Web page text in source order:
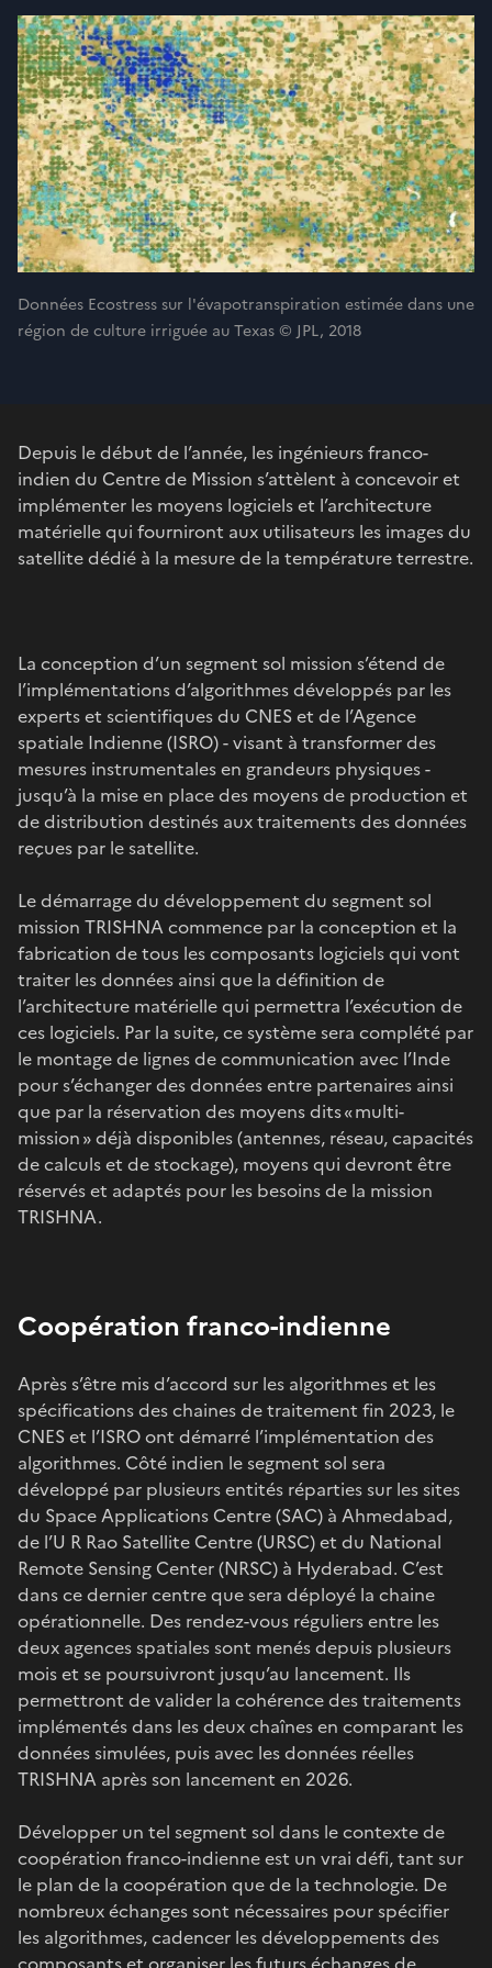
Données Ecostress sur l'évapotranspiration estimée dans une
région de culture irriguée au Texas © JPL, 2018
Depuis le début de l’année, les ingénieurs franco-
indien du Centre de Mission s’attèlent à concevoir et
implémenter les moyens logiciels et l’architecture
matérielle qui fourniront aux utilisateurs les images du
satellite dédié à la mesure de la température terrestre.
La conception d’un segment sol mission s’étend de
l’implémentations d’algorithmes développés par les
experts et scientifiques du CNES et de l’Agence
spatiale Indienne (ISRO) - visant à transformer des
mesures instrumentales en grandeurs physiques -
jusqu’à la mise en place des moyens de production et
de distribution destinés aux traitements des données
reçues par le satellite.
Le démarrage du développement du segment sol
mission TRISHNA commence par la conception et la
fabrication de tous les composants logiciels qui vont
traiter les données ainsi que la définition de
l’architecture matérielle qui permettra l’exécution de
ces logiciels. Par la suite, ce système sera complété par
le montage de lignes de communication avec l’Inde
pour s’échanger des données entre partenaires ainsi
que par la réservation des moyens dits « multi-
mission » déjà disponibles (antennes, réseau, capacités
de calculs et de stockage), moyens qui devront être
réservés et adaptés pour les besoins de la mission
TRISHNA.
Coopération franco-indienne
Après s’être mis d’accord sur les algorithmes et les
spécifications des chaines de traitement fin 2023, le
CNES et l’ISRO ont démarré l’implémentation des
algorithmes. Côté indien le segment sol sera
développé par plusieurs entités réparties sur les sites
du Space Applications Centre (SAC) à Ahmedabad,
de l’U R Rao Satellite Centre (URSC) et du National
Remote Sensing Center (NRSC) à Hyderabad. C’est
dans ce dernier centre que sera déployé la chaine
opérationnelle. Des rendez-vous réguliers entre les
deux agences spatiales sont menés depuis plusieurs
mois et se poursuivront jusqu’au lancement. Ils
permettront de valider la cohérence des traitements
implémentés dans les deux chaînes en comparant les
données simulées, puis avec les données réelles
TRISHNA après son lancement en 2026.
Développer un tel segment sol dans le contexte de
coopération franco-indienne est un vrai défi, tant sur
le plan de la coopération que de la technologie. De
nombreux échanges sont nécessaires pour spécifier
les algorithmes, cadencer les développements des